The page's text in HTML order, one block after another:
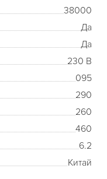
38000
Да
Да
230 В
095
290
260
460
6.2
Китай